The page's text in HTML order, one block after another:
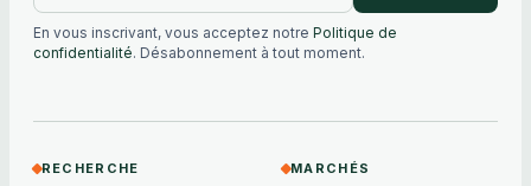
En vous inscrivant, vous acceptez notre Politique de
confidentialité. Désabonnement à tout moment.
RECHERCHE MARCHÉS